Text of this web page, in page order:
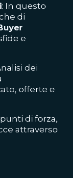
: In questo
di
e
dei
offerte e
di forza,
attraverso